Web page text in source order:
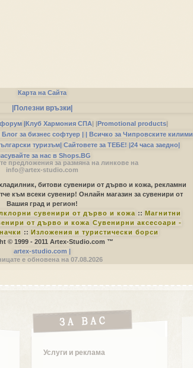
Карта на Сайта
|Полезни връзки|
форум |Клуб Хармония СПА| |Promotional products|
за бизнес софтуер | | Всичко за Чипровските килими
туризъм| Сайтовете за ТЕБЕ! |24 часа заедно|
за нас в Shops.BG
предложения за размяна на линкове на
info@artex-studio.com
битови сувенири от дърво и кожа, рекламни
към всеки сувенир! Онлайн магазин за сувенири от
Вашия град и регион!
сувенири от дърво и кожа :: Магнитни
от дърво и кожа Сувенирни аксесоари -
:: Изложения и туристически борси
© 1999 - 2011 Artex-Studio.com ™
artex-studio.com |
е обновена на 07.08.2026
Услуги и реклама